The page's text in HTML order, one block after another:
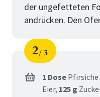
der ungefetteten
andrücken. Den
Schritt
2
von
3
1 Dose
Eier, 125 g